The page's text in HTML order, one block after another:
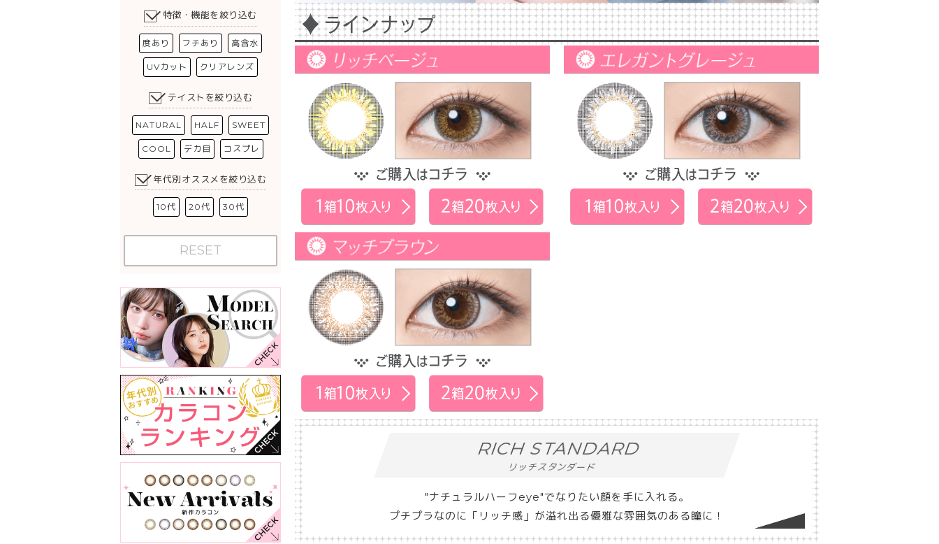
特徴・機能を絞り込む
度あり フチあり 高含水
UVカット クリアレンズ
テイストを絞り込む
NATURAL HALF SWEET
COOL デカ目 コスプレ
年代別オススメを絞り込む
10代 20代 30代
RESET
RICH STANDARD
リッチスタンダード
"ナチュラルハーフeye"でなりたい顔を手に入れる。
プチプラなのに「リッチ感」が溢れ出る優雅な雰囲気のある瞳に！